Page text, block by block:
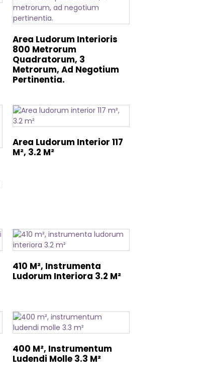
Area Ludorum Interioris
800 Metrorum
Quadratorum, 3
Metrorum, Ad Negotium
Pertinentia.
Area Ludorum Interior 117
M², 3.2 M²
410 M², Instrumenta
Ludorum Interiora 3.2 M²
400 M², Instrumentum
Ludendi Molle 3.3 M²